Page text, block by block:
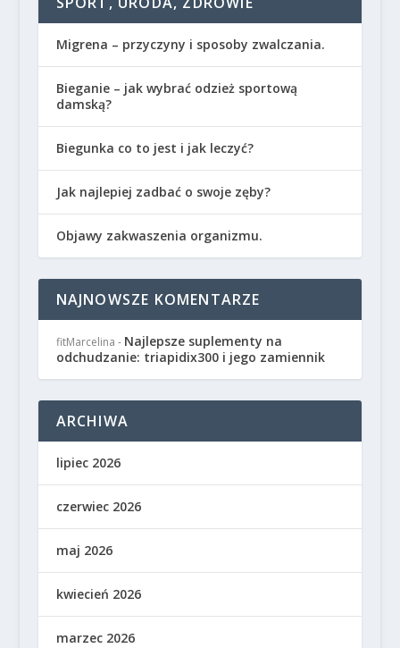
Migrena – przyczyny i sposoby zwalczania.
Bieganie – jak wybrać odzież sportową
damską?
Biegunka co to jest i jak leczyć?
Jak najlepiej zadbać o swoje zęby?
Objawy zakwaszenia organizmu.
NAJNOWSZE KOMENTARZE
fitMarcelina - Najlepsze suplementy na
odchudzanie: triapidix300 i jego zamiennik
ARCHIWA
lipiec 2026
czerwiec 2026
maj 2026
kwiecień 2026
marzec 2026